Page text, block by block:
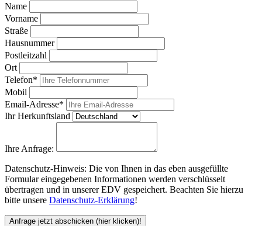
Name
Vorname
Straße
Hausnummer
Postleitzahl
Ort
Telefon*
Mobil
Email-Adresse*
Ihr Herkunftsland
Ihre Anfrage:
Datenschutz-Hinweis: Die von Ihnen in das eben ausgefüllte
Formular eingegebenen Informationen werden verschlüsselt
übertragen und in unserer EDV gespeichert. Beachten Sie hierzu
bitte unsere Datenschutz-Erklärung!
Anfrage jetzt abschicken (hier klicken)!